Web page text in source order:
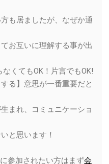
も居ましたが、なぜか通
お互いに理解する事が出
くてもOK！片言でもOK!
る】意思が一番重要だと
まれ、コミュニケーショ
と思います！
参加されたい方はまず会